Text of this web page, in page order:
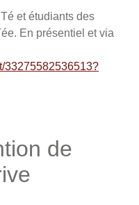
et étudiants des
En présentiel et via
33275582536513?
de